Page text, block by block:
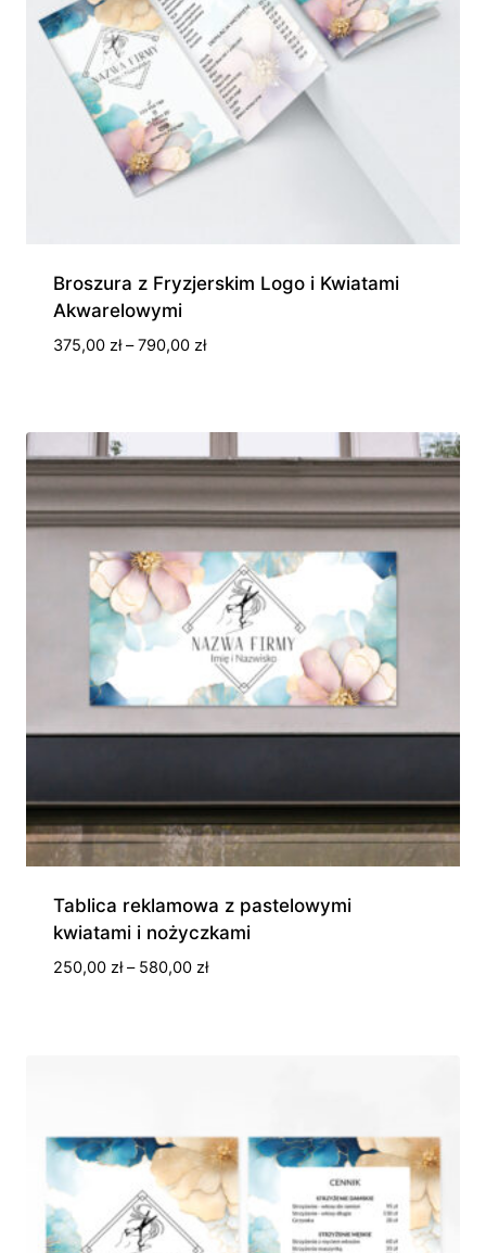
Broszura z Fryzjerskim Logo i Kwiatami
Akwarelowymi
375,00 zł – 790,00 złZakres
790,00 zł
Tablica reklamowa z pastelowymi
kwiatami i nożyczkami
250,00 zł – 580,00 złZakres